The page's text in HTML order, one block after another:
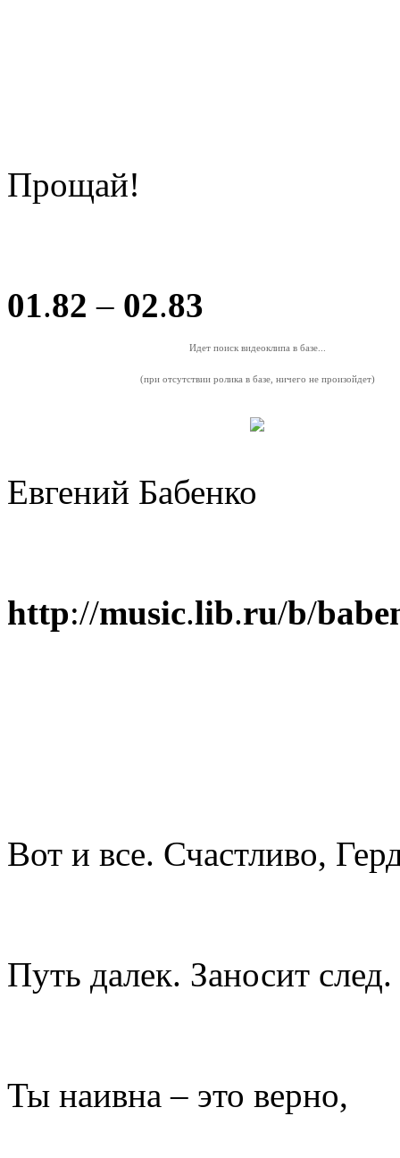
Прощай!
01.82 – 02.83
Идет поиск видеоклипа в базе...
(при отсутствии ролика в базе, ничего не произойдет)
Евгений Бабенко
http://music.lib.ru/b/
Вот и все. Счастливо,
Путь далек. Заносит след.
Ты наивна – это верно,